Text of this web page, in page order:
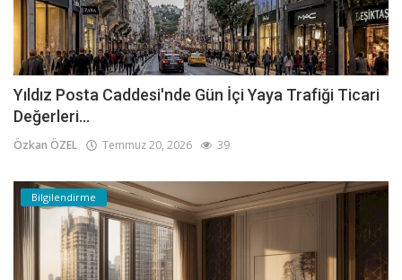
Yıldız Posta Caddesi'nde Gün İçi Yaya Trafiği Ticari
Değerleri...
Özkan ÖZEL Temmuz 20, 2026 39
Bilgilendirme